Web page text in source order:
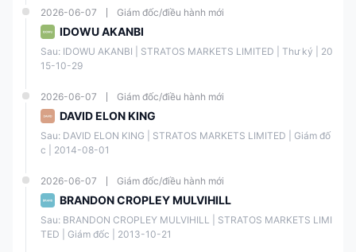
Ủy
Chứn
& Đầu
tư Úc
(ASIC
)
OS
PTY.
Marke
Cơ
quan
Quản
lý Tài
chính
(FCA)
Strato
Marke
ts
Limite
g
9
2026-06-07 Giám đốc/điều hành mới
IDOWU AKANBI
Sau: IDOWU AKANBI | STRATOS MARKETS LIMITED | Thư ký | 20
15-10-29
2026-06-07 Giám đốc/điều hành mới
DAVID ELON KING
Sau: DAVID ELON KING | STRATOS MARKETS LIMITED | Giám đố
c | 2014-08-01
2026-06-07 Giám đốc/điều hành mới
BRANDON CROPLEY MULVIHILL
Sau: BRANDON CROPLEY MULVIHILL | STRATOS MARKETS LIMI
TED | Giám đốc | 2013-10-21